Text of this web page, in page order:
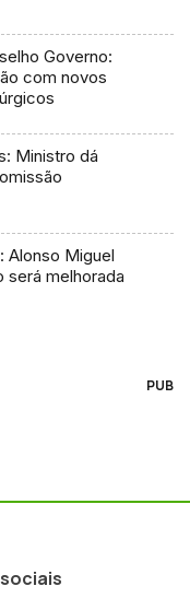
Governo:
com novos
Ministro dá
Alonso Miguel
será melhorada
PUB